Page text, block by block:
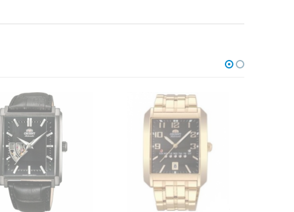
НЕТ В НАЛИЧИИ НЕТ В НАЛИЧИИ